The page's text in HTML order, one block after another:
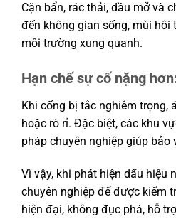
Cặn bẩn, rác thải, dầu mỡ và
đến không gian sống, mùi hôi
môi trường xung quanh.
Hạn chế sự cố nặng
Khi cống bị tắc nghiêm trọng,
hoặc rò rỉ. Đặc biệt, các khu
pháp chuyên nghiệp giúp
Vì vậy, khi phát hiện dấu hiệu
chuyên nghiệp để được kiểm
hiện đại, không đục phá, hỗ